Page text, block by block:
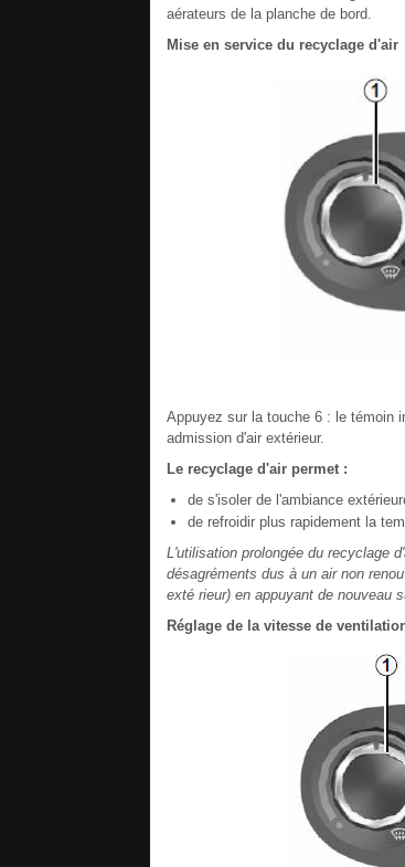
aérateurs de la planche de bord.
Mise en service du recyclage d'air
Appuyez sur la touche 6 : le témoin
admission d'air extérieur.
Le recyclage d'air permet :
de s'isoler de l'ambiance
de refroidir plus rapidement la
L'utilisation prolongée du recyclage
désagréments dus à un air non
exté rieur) en appuyant de nouveau
Réglage de la vitesse de